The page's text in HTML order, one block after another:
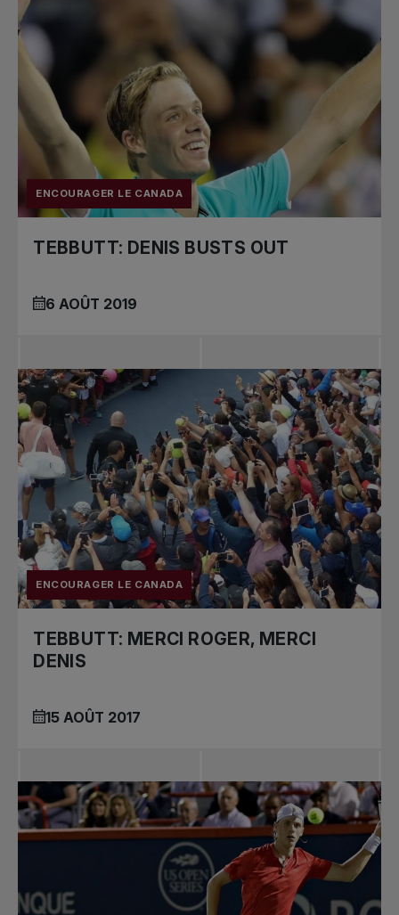
ENCOURAGER LE CANADA
TEBBUTT: DENIS BUSTS OUT
6 AOÛT 2019
ENCOURAGER LE CANADA
TEBBUTT: MERCI ROGER, MERCI
DENIS
15 AOÛT 2017